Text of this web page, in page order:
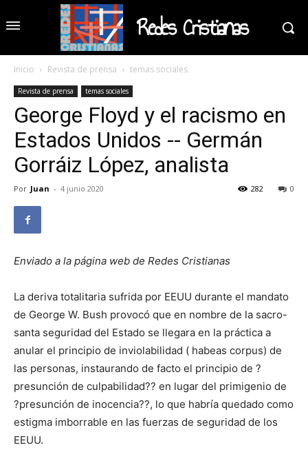
Redes Cristianas
Inicio Revista de prensa temas sociales
Revista de prensa temas sociales
George Floyd y el racismo en
Estados Unidos -- Germán
Gorráiz López, analista
Por Juan - 4 junio 2020 0
282
Enviado a la página web de Redes Cristianas
La deriva totalitaria sufrida por EEUU durante el mandato
de George W. Bush provocó que en nombre de la sacro-
santa seguridad del Estado se llegara en la práctica a
anular el principio de inviolabilidad ( habeas corpus) de
las personas, instaurando de facto el principio de ?
presunción de culpabilidad?? en lugar del primigenio de
?presunción de inocencia??, lo que habría quedado como
estigma imborrable en las fuerzas de seguridad de los
EEUU.